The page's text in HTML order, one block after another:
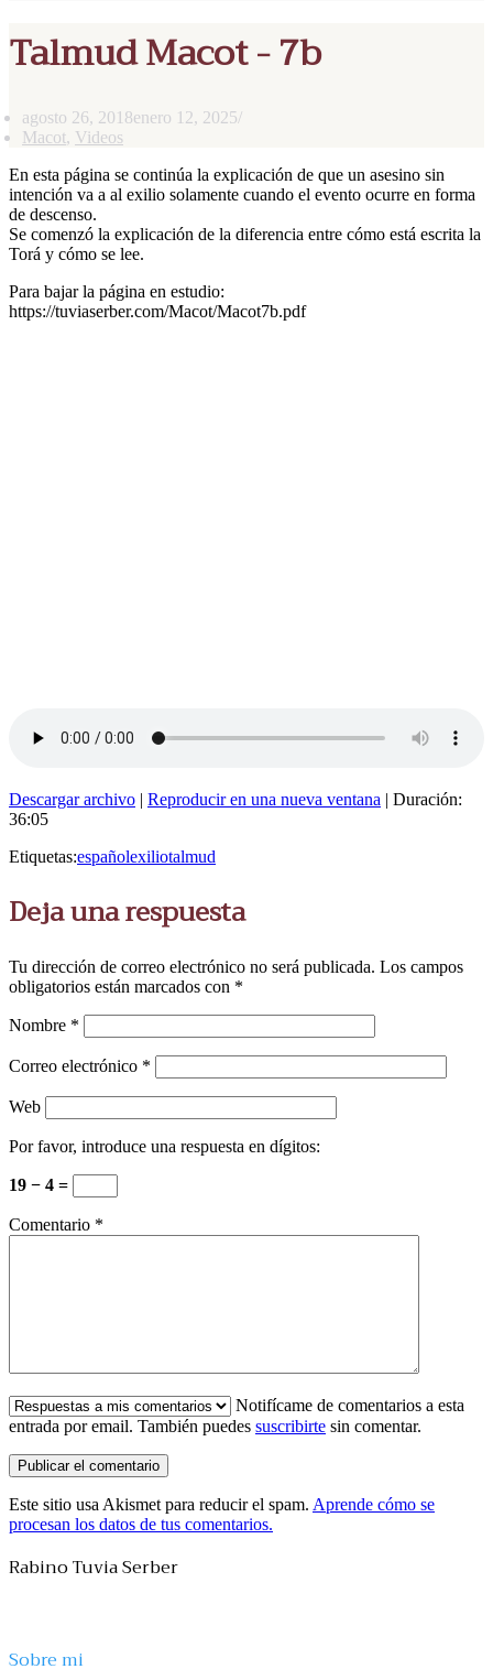
Talmud Macot - 7b
agosto 26, 2018enero 12, 2025
Macot, Videos
En esta página se continúa la explicación de que un asesino sin
intención va a al exilio solamente cuando el evento ocurre en forma
de descenso.
Se comenzó la explicación de la diferencia entre cómo está escrita la
Torá y cómo se lee.
Para bajar la página en estudio:
https://tuviaserber.com/Macot/Macot7b.pdf
Descargar archivo | Reproducir en una nueva ventana | Duración:
36:05
Etiquetas:españolexiliotalmud
Deja una respuesta
Tu dirección de correo electrónico no será publicada. Los campos
obligatorios están marcados con *
Nombre *
Correo electrónico *
Web
Por favor, introduce una respuesta en dígitos:
19 − 4 =
Comentario *
Notifícame de comentarios a esta
entrada por email. También puedes suscribirte sin comentar.
Este sitio usa Akismet para reducir el spam. Aprende cómo se
procesan los datos de tus comentarios.
Rabino Tuvia Serber
Sobre mi